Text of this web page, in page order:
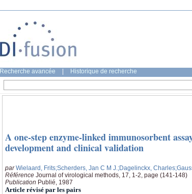
Recherche avancée Historique de recherche
A one-step enzyme-linked immunosorbent
development and clinical validation
parWielaard, Frits;Scherders, Jan C M J. ;Dagelinckx, Charles
Référence Journal of virological methods, 17, 1-2, page (141-148)
Publication Publié, 1987
Article révisé par les pairs